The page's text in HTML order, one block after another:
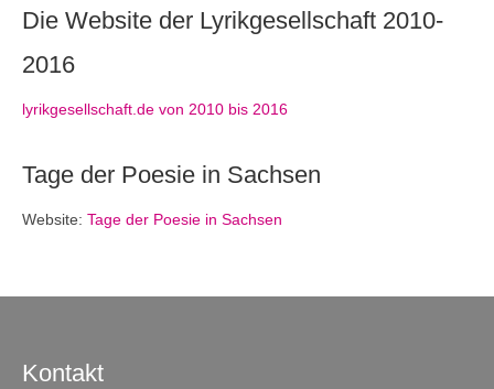
Die Website der Lyrikgesellschaft 2010-
2016
lyrikgesellschaft.de von 2010 bis 2016
Tage der Poesie in Sachsen
Website: Tage der Poesie in Sachsen
Kontakt